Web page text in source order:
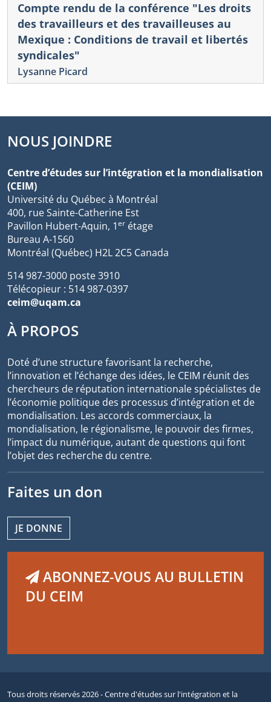
Compte rendu de la conférence "Les droits
des travailleurs et des travailleuses au
Mexique : Conditions de travail et libertés
syndicales"
Lysanne Picard
NOUS JOINDRE
Centre d’études sur l’intégration et la mondialisation
(CEIM)
Université du Québec à Montréal
400, rue Sainte-Catherine Est
Pavillon Hubert-Aquin, 1er étage
Bureau A-1560
Montréal (Québec) H2L 2C5 Canada
514 987-3000 poste 3910
Télécopieur : 514 987-0397
ceim@uqam.ca
À PROPOS
Doté d’une structure favorisant la recherche,
l’innovation et l’échange des idées, le CEIM réunit des
chercheurs de réputation internationale spécialistes de
l’économie politique des processus d’intégration et de
mondialisation. Les accords commerciaux, la
mondialisation, le régionalisme, le pouvoir des firmes,
l’impact du numérique, autant de questions qui font
l’objet des recherche du centre.
Faites un don
JE DONNE
ABONNEZ-VOUS AU BULLETIN
DU CEIM
Tous droits réservés 2026 - Centre d'études sur l'intégration et la